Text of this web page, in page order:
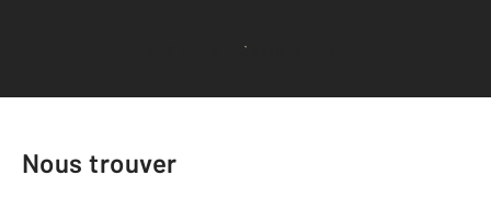
Voir tous les avis clients
Nous trouver